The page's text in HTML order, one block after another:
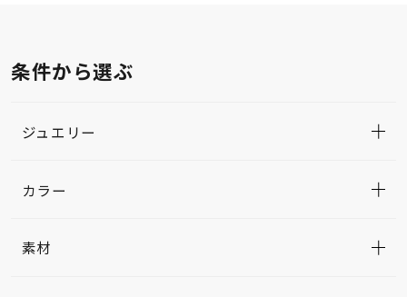
条件から選ぶ
ジュエリー
カラー
素材